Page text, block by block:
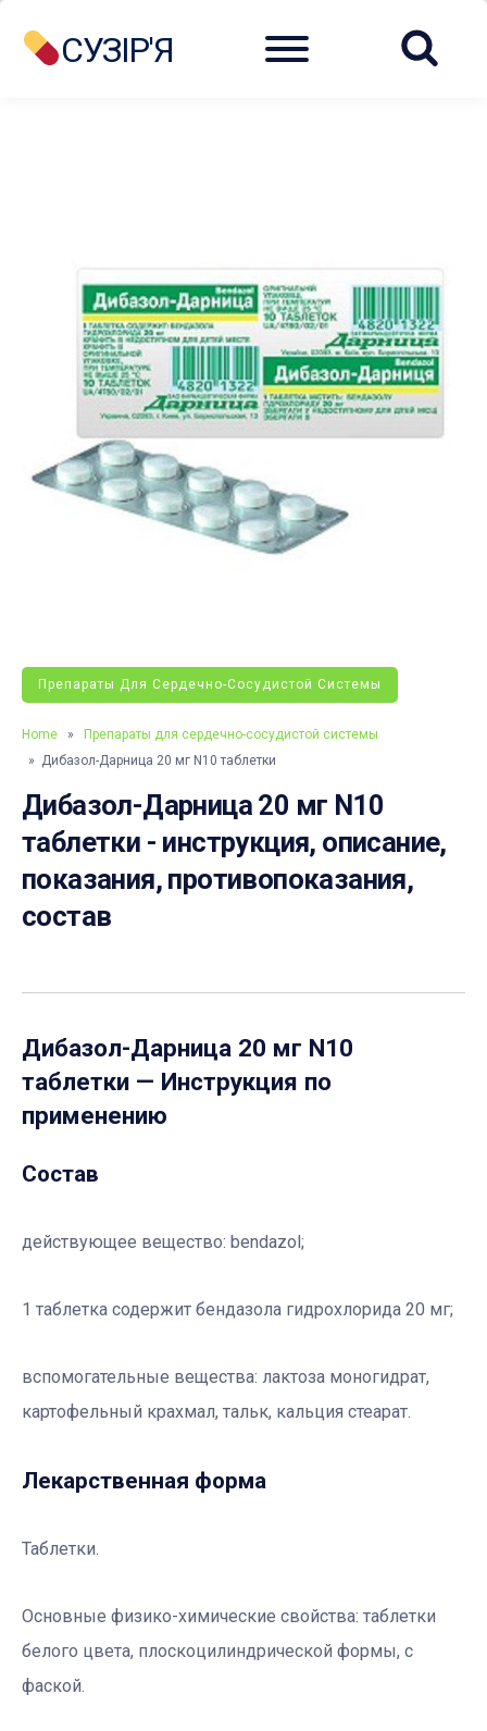
СУЗІР'Я Menu
Препараты Для Сердечно-Сосудистой Системы
Home »
Препараты для сердечно-сосудистой системы
» Дибазол-Дарница 20 мг N10 таблетки
Дибазол-Дарница 20 мг N10
таблетки - инструкция, описание,
показания, противопоказания,
состав
Дибазол-Дарница 20 мг N10
таблетки — Инструкция по
применению
Состав
действующее вещество: bendazol;
1 таблетка содержит бендазола гидрохлорида 20 мг;
вспомогательные вещества: лактоза моногидрат,
картофельный крахмал, тальк, кальция стеарат.
Лекарственная форма
Таблетки.
Основные физико-химические свойства: таблетки
белого цвета, плоскоцилиндрической формы, с
фаской.